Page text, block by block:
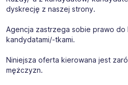
dyskrecję z naszej strony.
Agencja zastrzega sobie prawo do
kandydatami/-tkami.
Niniejsza oferta kierowana jest
mężczyzn.